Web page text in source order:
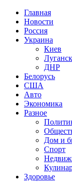
Главная
Новости
Россия
Украина
Киев
Луганск
ДНР
Белорусь
США
Авто
Экономика
Разное
Дом и
Спорт
Здоровье